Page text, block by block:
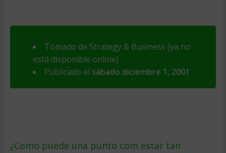
Tomado de Strategy & Business (ya no
está disponible online)
Publicado el sábado diciembre 1, 2001
¿Como puede una punto com estar tan